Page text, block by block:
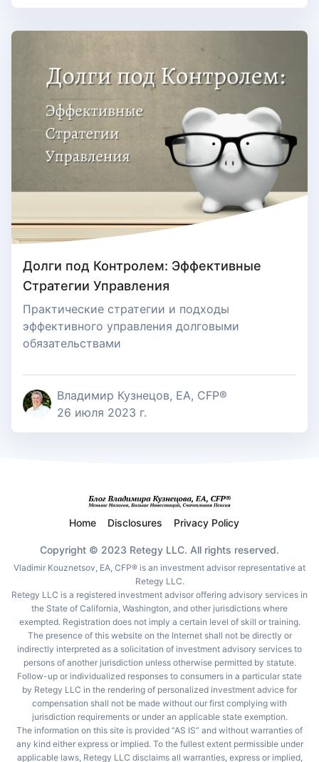
Долги под Контролем: Эффективные
Стратегии Управления
Практические стратегии и подходы
эффективного управления долговыми
обязательствами
Владимир Кузнецов, EA, CFP®
26 июля 2023 г.
Home Disclosures Privacy Policy
Copyright © 2023 Retegy LLC. All rights reserved.
Vladimir Kouznetsov, EA, CFP® is an investment advisor representative at
Retegy LLC.
Retegy LLC is a registered investment advisor offering advisory services in
the State of California, Washington, and other jurisdictions where
exempted. Registration does not imply a certain level of skill or training.
The presence of this website on the Internet shall not be directly or
indirectly interpreted as a solicitation of investment advisory services to
persons of another jurisdiction unless otherwise permitted by statute.
Follow-up or individualized responses to consumers in a particular state
by Retegy LLC in the rendering of personalized investment advice for
compensation shall not be made without our first complying with
jurisdiction requirements or under an applicable state exemption.
The information on this site is provided “AS IS” and without warranties of
any kind either express or implied. To the fullest extent permissible under
applicable laws, Retegy LLC disclaims all warranties, express or implied,